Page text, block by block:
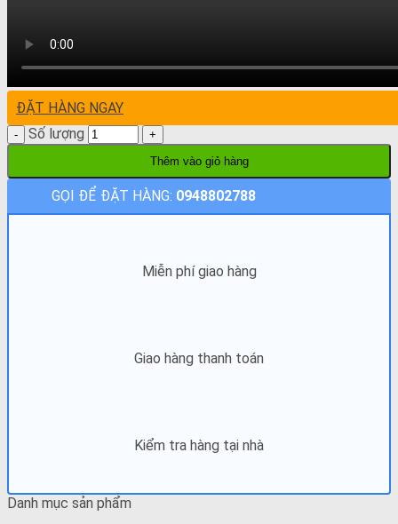
ĐẶT HÀNG NGAY
Số lượng
Thêm vào giỏ hàng
GỌI ĐỂ ĐẶT HÀNG: 0948802788
Miễn phí giao hàng
Giao hàng thanh toán
Kiểm tra hàng tại nhà
Danh mục sản phẩm